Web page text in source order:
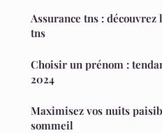
Assurance tns :
tns
Choisir un prénom :
2024
Maximisez vos nuits
sommeil